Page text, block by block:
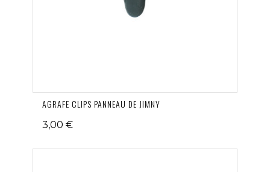
AGRAFE CLIPS PANNEAU DE JIMNY
3,00 €